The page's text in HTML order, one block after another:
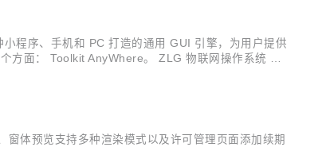
程序、手机和 PC 打造的通用 GUI 引擎，为用户提供
方面： Toolkit AnyWhere。 ZLG 物联网操作系统 AW
体预览支持多种渲染模式以及许可管理页面添加续期